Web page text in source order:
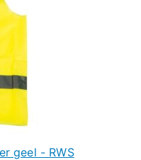
geel - RWS